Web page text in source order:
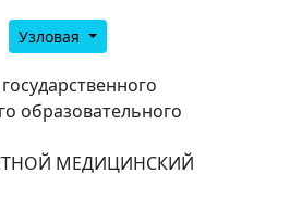
Узловая
образовательного
МЕДИЦИНСКИЙ